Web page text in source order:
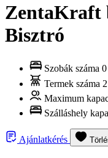
ZentaKraft
Bisztró
Szobák száma
Termek száma
Maximum
Szálláshely
Ajánlatkérés